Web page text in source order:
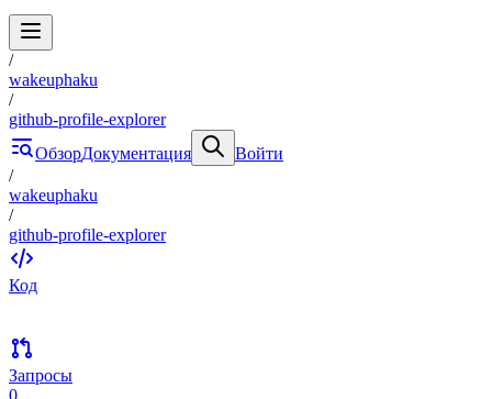
/
wakeuphaku
/
github-profile-explorer
ОбзорДокументация
Войти
/
wakeuphaku
/
github-profile-explorer
Код
Запросы
0